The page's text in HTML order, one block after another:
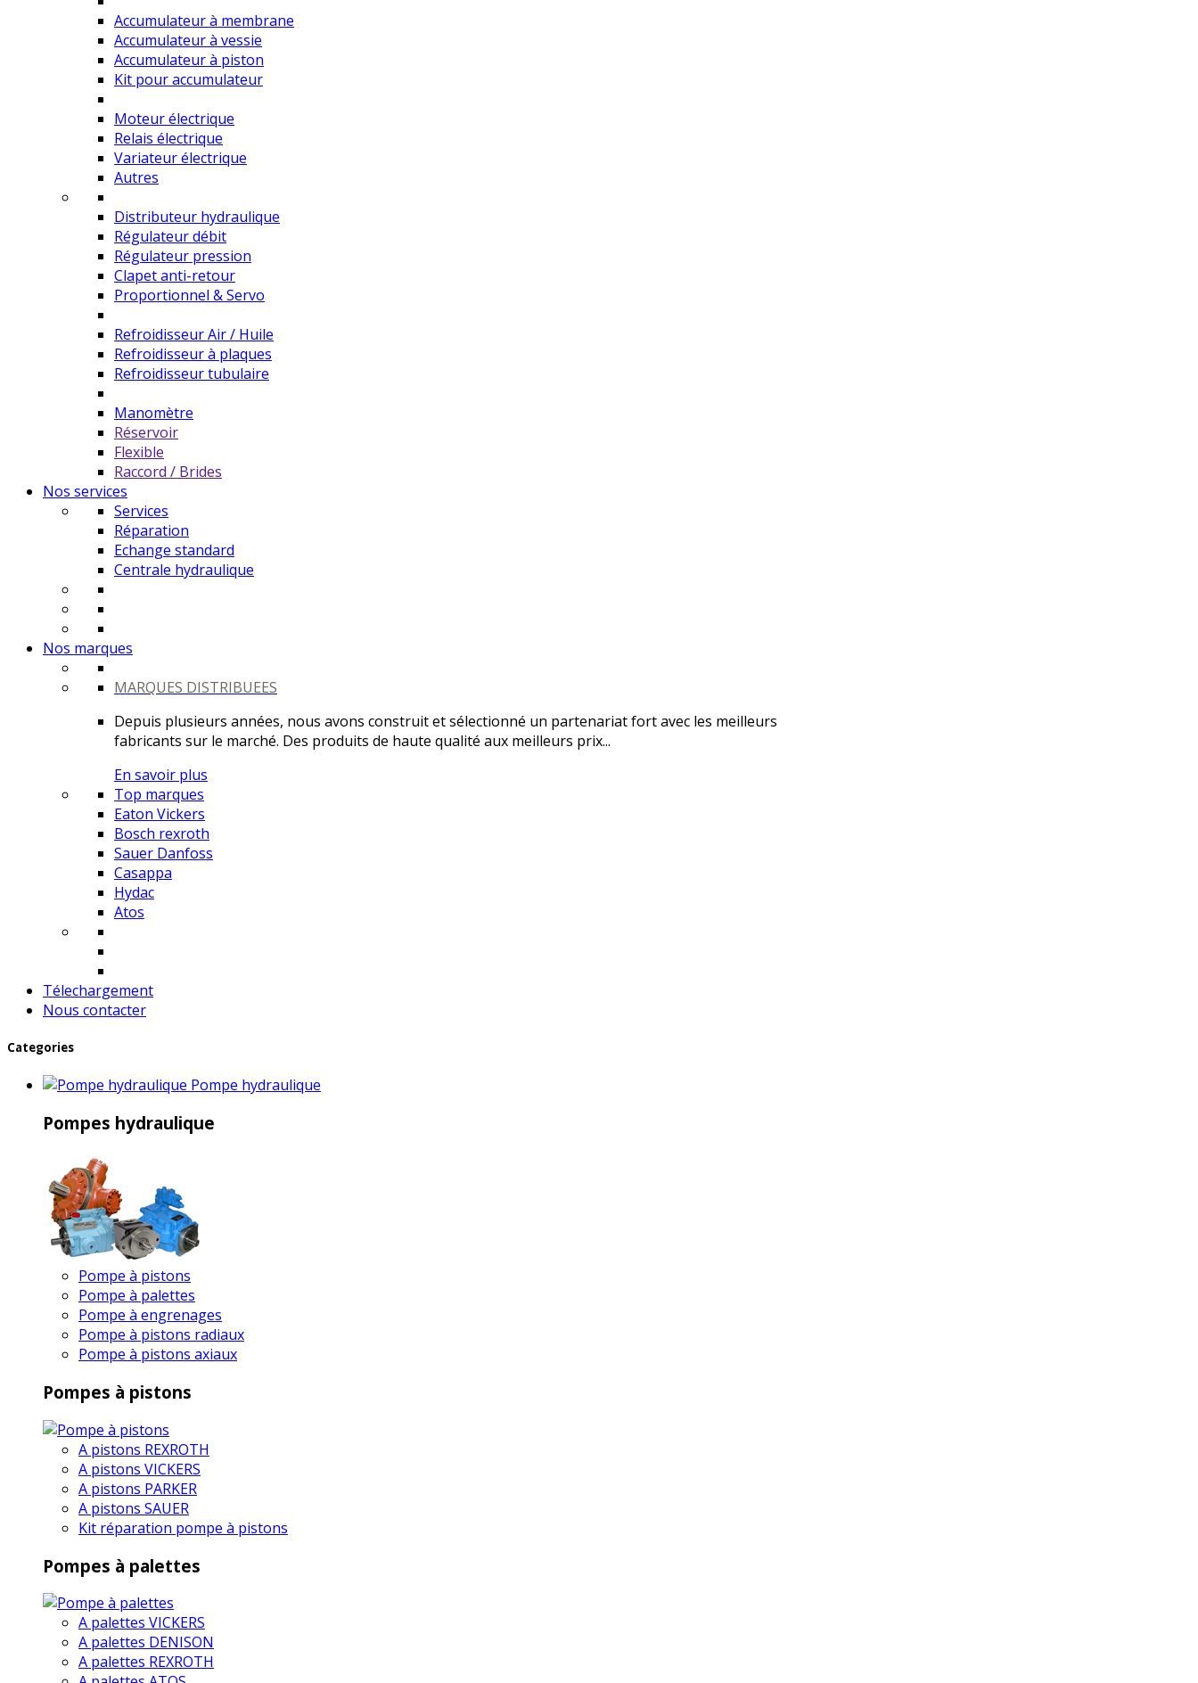
Accumulateur à membrane
Accumulateur à vessie
Accumulateur à piston
Kit pour accumulateur
Moteur électrique
Relais électrique
Variateur électrique
Autres
Distributeur hydraulique
Régulateur débit
Régulateur pression
Clapet anti-retour
Proportionnel & Servo
Refroidisseur Air / Huile
Refroidisseur à plaques
Refroidisseur tubulaire
Manomètre
Réservoir
Flexible
Raccord / Brides
Nos services
Services
Réparation
Echange standard
Centrale hydraulique
Nos marques
MARQUES DISTRIBUEES
Depuis plusieurs années, nous avons construit et sélectionné un partenariat fort avec les meilleurs
fabricants sur le marché. Des produits de haute qualité aux meilleurs prix...
En savoir plus
Top marques
Eaton Vickers
Bosch rexroth
Sauer Danfoss
Casappa
Hydac
Atos
Télechargement
Nous contacter
Categories
Pompe hydraulique
Pompes hydraulique
Pompe à pistons
Pompe à palettes
Pompe à engrenages
Pompe à pistons radiaux
Pompe à pistons axiaux
Pompes à pistons
A pistons REXROTH
A pistons VICKERS
A pistons PARKER
A pistons SAUER
Kit réparation pompe à pistons
Pompes à palettes
A palettes VICKERS
A palettes DENISON
A palettes REXROTH